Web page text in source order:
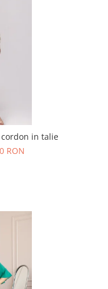
in talie
RON